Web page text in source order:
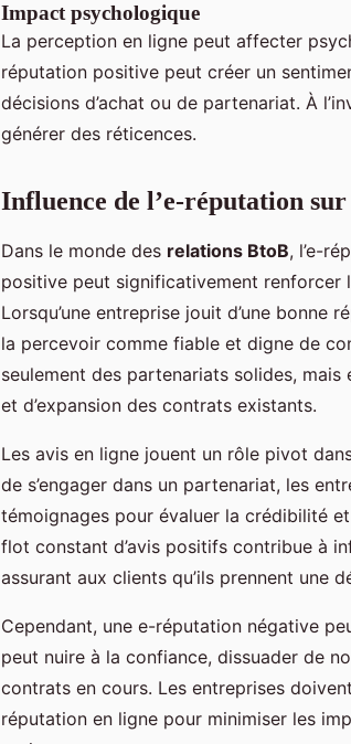
Impact psychologique
La perception en ligne peut affecter
réputation positive peut créer un
décisions d’achat ou de partenariat. À
générer des réticences.
Influence de l’e-réputation
Dans le monde des relations BtoB, l’e-
positive peut significativement renforcer
Lorsqu’une entreprise jouit d’une bonne
la percevoir comme fiable et digne de
seulement des partenariats solides,
et d’expansion des contrats existants.
Les avis en ligne jouent un rôle pivot
de s’engager dans un partenariat, les
témoignages pour évaluer la crédibilité
flot constant d’avis positifs contribue à
assurant aux clients qu’ils prennent une
Cependant, une e-réputation négative
peut nuire à la confiance, dissuader de
contrats en cours. Les entreprises
réputation en ligne pour minimiser les